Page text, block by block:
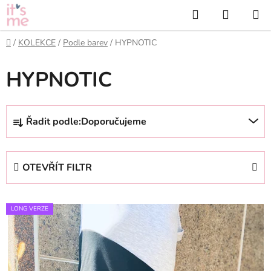
Přejít
na
obsah
Hledat
KOŠÍK
Domů
/ KOLEKCE / Podle barev / HYPNOTIC
HYPNOTIC
Ř
z
p
o
d
Řadit podle:Doporučujeme
OTEVŘÍT FILTR
V
ý
p
LONG VERZE